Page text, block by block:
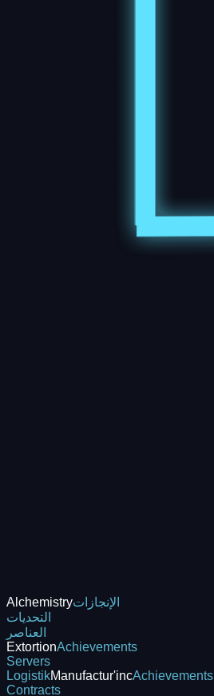
Alchemistryالإنجازات
التحديات
العناصر
ExtortionAchievements
Servers
LogistikManufactur'incAchievements
Contracts